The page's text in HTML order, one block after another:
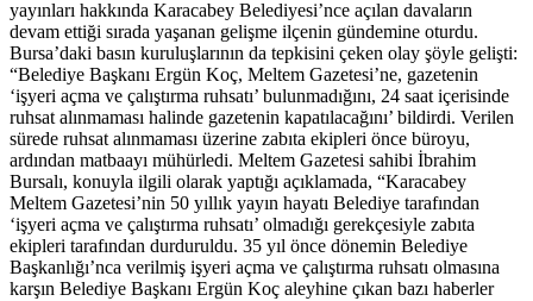
yayınları hakkında Karacabey Belediyesi’nce açılan davaların
devam ettiği sırada yaşanan gelişme ilçenin gündemine oturdu.
Bursa’daki basın kuruluşlarının da tepkisini çeken olay şöyle gelişti:
“Belediye Başkanı Ergün Koç, Meltem Gazetesi’ne, gazetenin
‘işyeri açma ve çalıştırma ruhsatı’ bulunmadığını, 24 saat içerisinde
ruhsat alınmaması halinde gazetenin kapatılacağını’ bildirdi. Verilen
sürede ruhsat alınmaması üzerine zabıta ekipleri önce büroyu,
ardından matbaayı mühürledi. Meltem Gazetesi sahibi İbrahim
Bursalı, konuyla ilgili olarak yaptığı açıklamada, “Karacabey
Meltem Gazetesi’nin 50 yıllık yayın hayatı Belediye tarafından
‘işyeri açma ve çalıştırma ruhsatı’ olmadığı gerekçesiyle zabıta
ekipleri tarafından durduruldu. 35 yıl önce dönemin Belediye
Başkanlığı’nca verilmiş işyeri açma ve çalıştırma ruhsatı olmasına
karşın Belediye Başkanı Ergün Koç aleyhine çıkan bazı haberler